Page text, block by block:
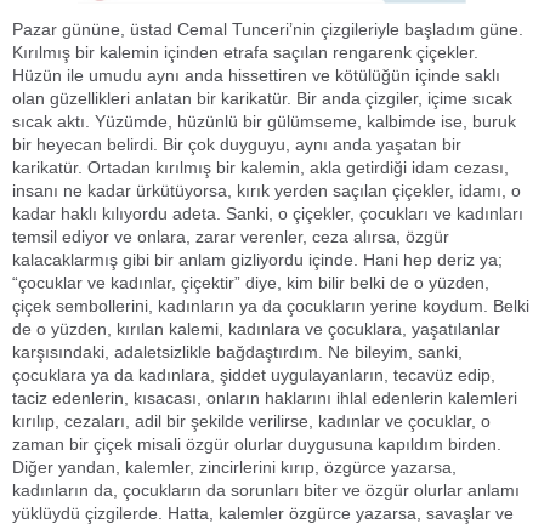
Pazar gününe, üstad Cemal Tunceri’nin çizgileriyle başladım güne.
Kırılmış bir kalemin içinden etrafa saçılan rengarenk çiçekler.
Hüzün ile umudu aynı anda hissettiren ve kötülüğün içinde saklı
olan güzellikleri anlatan bir karikatür. Bir anda çizgiler, içime sıcak
sıcak aktı. Yüzümde, hüzünlü bir gülümseme, kalbimde ise, buruk
bir heyecan belirdi. Bir çok duyguyu, aynı anda yaşatan bir
karikatür. Ortadan kırılmış bir kalemin, akla getirdiği idam cezası,
insanı ne kadar ürkütüyorsa, kırık yerden saçılan çiçekler, idamı, o
kadar haklı kılıyordu adeta. Sanki, o çiçekler, çocukları ve kadınları
temsil ediyor ve onlara, zarar verenler, ceza alırsa, özgür
kalacaklarmış gibi bir anlam gizliyordu içinde. Hani hep deriz ya;
“çocuklar ve kadınlar, çiçektir” diye, kim bilir belki de o yüzden,
çiçek sembollerini, kadınların ya da çocukların yerine koydum. Belki
de o yüzden, kırılan kalemi, kadınlara ve çocuklara, yaşatılanlar
karşısındaki, adaletsizlikle bağdaştırdım. Ne bileyim, sanki,
çocuklara ya da kadınlara, şiddet uygulayanların, tecavüz edip,
taciz edenlerin, kısacası, onların haklarını ihlal edenlerin kalemleri
kırılıp, cezaları, adil bir şekilde verilirse, kadınlar ve çocuklar, o
zaman bir çiçek misali özgür olurlar duygusuna kapıldım birden.
Diğer yandan, kalemler, zincirlerini kırıp, özgürce yazarsa,
kadınların da, çocukların da sorunları biter ve özgür olurlar anlamı
yüklüydü çizgilerde. Hatta, kalemler özgürce yazarsa, savaşlar ve